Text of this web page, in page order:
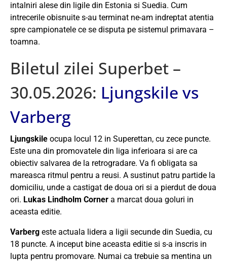
intalniri alese din ligile din Estonia si Suedia. Cum
intrecerile obisnuite s-au terminat ne-am indreptat atentia
spre campionatele ce se disputa pe sistemul primavara –
toamna.
Biletul zilei Superbet –
30.05.2026: Ljungskile vs
Varberg
Ljungskile ocupa locul 12 in Superettan, cu zece puncte.
Este una din promovatele din liga inferioara si are ca
obiectiv salvarea de la retrogradare. Va fi obligata sa
mareasca ritmul pentru a reusi. A sustinut patru partide la
domiciliu, unde a castigat de doua ori si a pierdut de doua
ori. Lukas Lindholm Corner a marcat doua goluri in
aceasta editie.
Varberg este actuala lidera a ligii secunde din Suedia, cu
18 puncte. A inceput bine aceasta editie si s-a inscris in
lupta pentru promovare. Numai ca trebuie sa mentina un